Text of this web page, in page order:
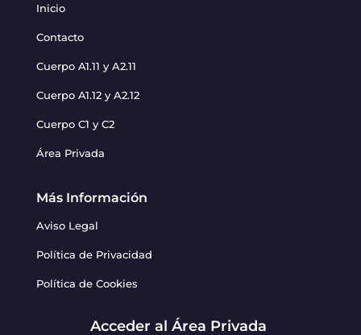
Inicio
Contacto
Cuerpo A1.11 y A2.11
Cuerpo A1.12 y A2.12
Cuerpo C1 y C2
Área Privada
Más Información
Aviso Legal
Política de Privacidad
Política de Cookies
Acceder al Área Privada